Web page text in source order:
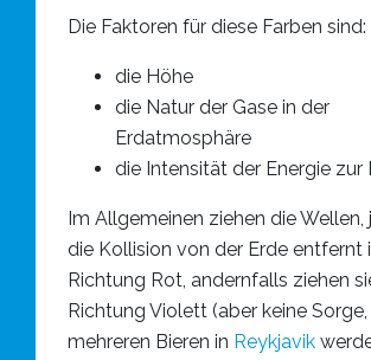
Die Faktoren für diese Farben sind:
die Höhe
die Natur der Gase in der
Erdatmosphäre
die Intensität der Energie zur
Im Allgemeinen ziehen die Wellen,
die Kollision von der Erde entfernt
Richtung Rot, andernfalls ziehen
Richtung Violett (aber keine
mehreren Bieren in Reykjavik